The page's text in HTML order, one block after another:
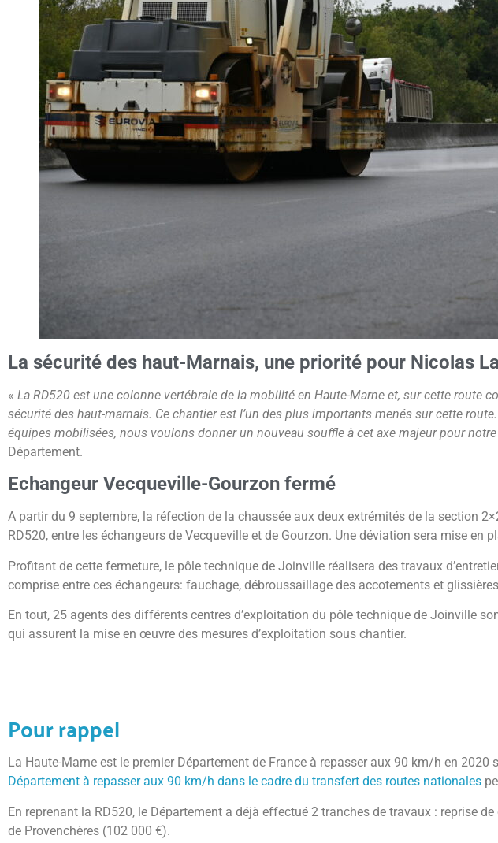
La sécurité des haut-Marnais, une priorité pour Nicolas
« La RD520 est une colonne vertébrale de la mobilité en Haute-Marne et, sur cette route
sécurité des haut-marnais. Ce chantier est l’un des plus importants menés sur cette
équipes mobilisées, nous voulons donner un nouveau souffle à cet axe majeur pour
Département.
Echangeur Vecqueville-Gourzon fermé
A partir du 9 septembre, la réfection de la chaussée aux deux extrémités de la section
RD520, entre les échangeurs de Vecqueville et de Gourzon. Une déviation sera mise en
Profitant de cette fermeture, le pôle technique de Joinville réalisera des travaux
comprise entre ces échangeurs: fauchage, débroussaillage des accotements et
En tout, 25 agents des différents centres d’exploitation du pôle technique de Joinville
qui assurent la mise en œuvre des mesures d’exploitation sous chantier.
Pour rappel
La Haute-Marne est le premier Département de France à repasser aux 90 km/h en
Département à repasser aux 90 km/h dans le cadre du transfert des routes nationales
En reprenant la RD520, le Département a déjà effectué 2 tranches de travaux : reprise
de Provenchères (102 000 €).